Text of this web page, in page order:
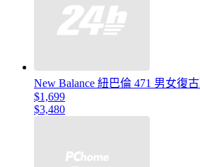
New Balance 紐巴倫 471 男女復
$1,699
$3,480